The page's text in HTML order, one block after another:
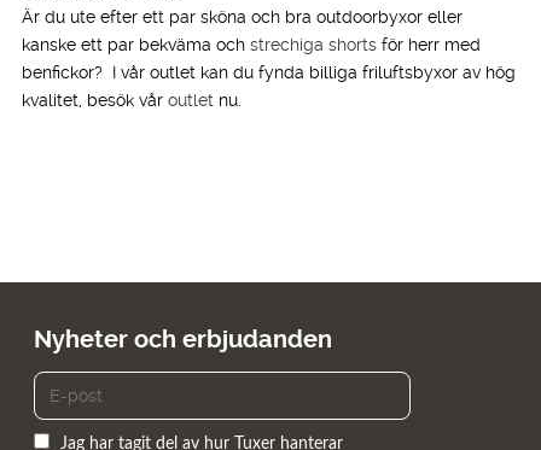
Är du ute efter ett par sköna och bra outdoorbyxor eller
kanske ett par bekväma och strechiga shortsför herr med
benfickor? I vår outlet kan du fynda billiga friluftsbyxor av hög
kvalitet, besök vår outlet nu.
Nyheter och erbjudanden
Jag har tagit del av hur Tuxer hanterar